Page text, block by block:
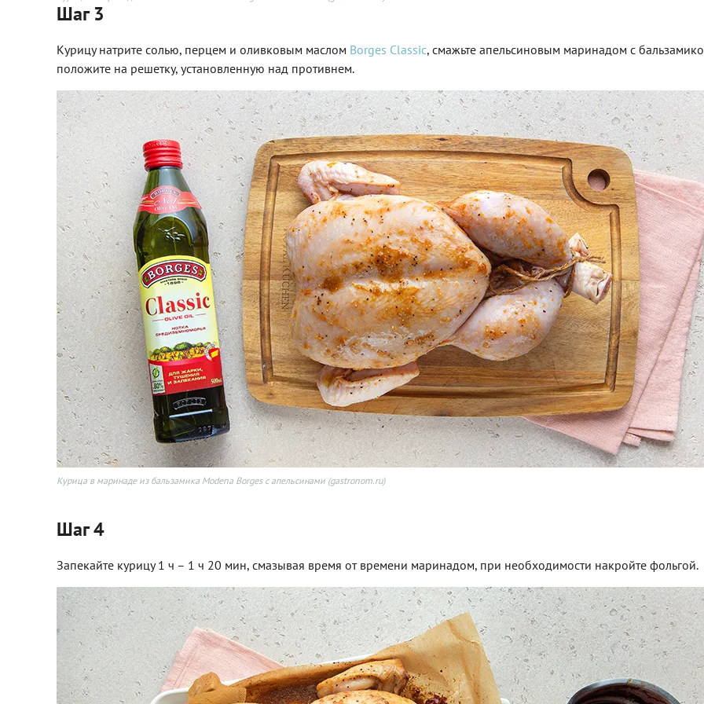
Шаг 3
Курицу натрите солью, перцем и оливковым маслом Borges Classic, смажьте апельсиновым маринадом с
положите на решетку, установленную над противнем.
Курица в маринаде из бальзамика Modena Borges с апельсинами (gastronom.ru)
Шаг 4
Запекайте курицу 1 ч – 1 ч 20 мин, смазывая время от времени маринадом, при необходимости накройте фольгой.